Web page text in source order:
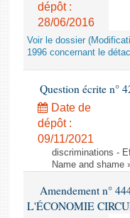
dépôt :
28/06/2016
Voir le dossier
1996 concernant le
Question écrite n°
Date de
dépôt :
09/11/2021
discriminations -
Name and shame
Amendement n°
L'ÉCONOMIE